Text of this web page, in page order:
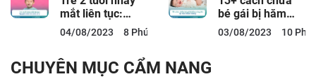
mắt liên tục:
Nguyên nhân và
cách xử lý
04/08/2023 8 Phút đọc
bé gái bị hăm
vùng kín tại nhà
nhanh chóng
03/08/2023 10
CHUYÊN MỤC CẨM NANG